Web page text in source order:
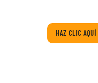
HAZ CLIC